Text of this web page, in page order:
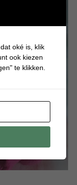
oké is, klik
ook kiezen
te klikken.